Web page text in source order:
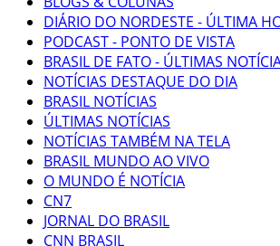
DIÁRIO DO NORDESTE - ÚLTIMA
PODCAST - PONTO DE VISTA
BRASIL DE FATO - ÚLTIMAS
NOTÍCIAS DESTAQUE DO DIA
BRASIL NOTÍCIAS
ÚLTIMAS NOTÍCIAS
NOTÍCIAS TAMBÉM NA TELA
BRASIL MUNDO AO VIVO
O MUNDO É NOTÍCIA
CN7
JORNAL DO BRASIL
CNN BRASIL